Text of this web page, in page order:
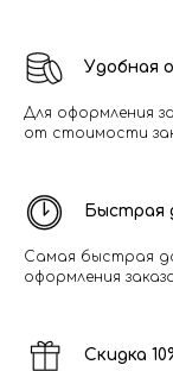
Удобная
Для оформления
от стоимости
Быстрая
Самая быстрая
оформления
Скидка